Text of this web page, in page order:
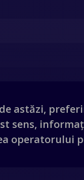
astăzi,
sens,
operatorului